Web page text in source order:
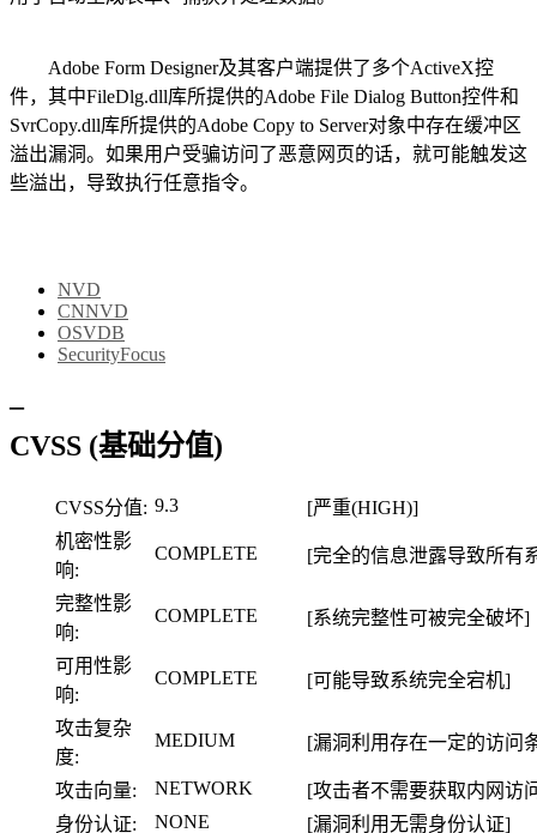
Adobe Form Designer及其客户端提供了多个ActiveX控
件，其中FileDlg.dll库所提供的Adobe File Dialog Button控件和
SvrCopy.dll库所提供的Adobe Copy to Server对象中存在缓冲区
溢出漏洞。如果用户受骗访问了恶意网页的话，就可能触发这
些溢出，导致执行任意指令。
NVD
CNNVD
OSVDB
SecurityFocus
–
CVSS (基础分值)
CVSS分值: 9.3
[严重(HIGH)]
机密性影
响:
COMPLETE [完全的信息泄露导致所有
完整性影
响:
COMPLETE [系统完整性可被完全破坏]
可用性影
响:
COMPLETE [可能导致系统完全宕机]
攻击复杂
度:
MEDIUM [漏洞利用存在一定的访问
攻击向量: NETWORK
[攻击者不需要获取内网访
身份认证:
NONE [漏洞利用无需身份认证]